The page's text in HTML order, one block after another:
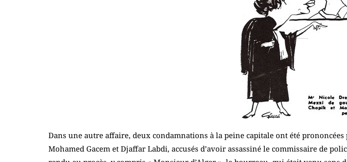
Dans une autre affaire, deux condamnations à la peine capitale ont été
Mohamed Gacem et Djaffar Labdi, accusés d’avoir assassiné le commissaire de